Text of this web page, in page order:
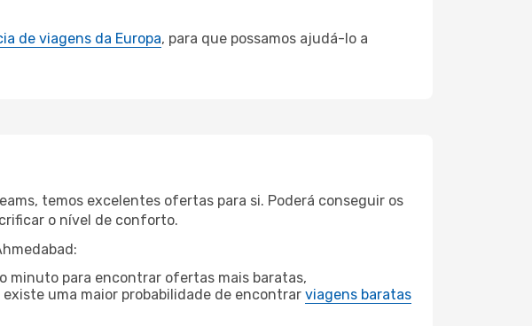
de viagens da Europa, para que possamos ajudá-lo a
temos excelentes ofertas para si. Poderá conseguir os
o nível de conforto.
minuto para encontrar ofertas mais baratas,
uma maior probabilidade de encontrar viagens baratas